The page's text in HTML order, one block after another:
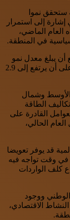
ستحقق نموا
إلى 3 بالمئة بحلول عام 2028، في إشارة إلى استمرار
العام الماضي،
في المنطقة.
أن يبلغ معدل نمو
الاقتصاد الأردني خلال العام الحالي 2.7 بالمئة، على أن يرتفع إلى 2.9
وشمال
الطاقة
القادرة على
الحالي،
قد يوفر تعويضا
في وقت تواجه فيه
كلف الواردات
الوطني ووجود
الاقتصادي،